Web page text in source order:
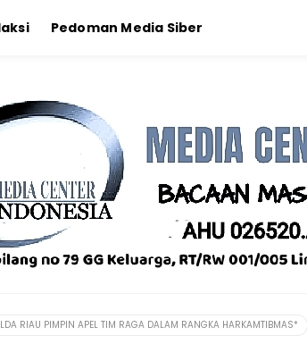
Pedoman Media Siber
RIAU PIMPIN APEL TIM RAGA DALAM RANGKA HARKAMTIBMAS*